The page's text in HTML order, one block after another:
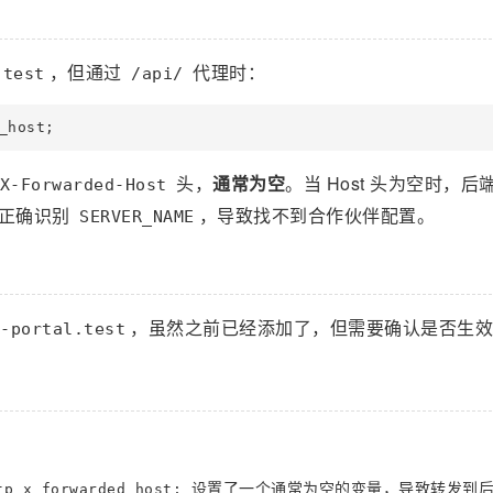
，但通过 /api/ 代理时：
X-Forwarded-Host 头， 通常为空。当 Host 头为空时，后
确识别
SERVER_NAME ，导致找不到合作伙伴配置。
portal.test ，虽然之前已经添加了，但需要确认是否生效
设置了一个通常为空的变量，导致转发到